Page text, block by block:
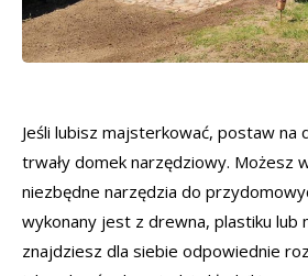
Jeśli lubisz majsterkować, postaw na
trwały domek narzędziowy. Możesz
niezbędne narzędzia do
wykonany jest z drewna, plastiku lub
znajdziesz dla siebie odpowiednie